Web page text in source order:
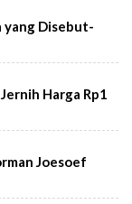
yang Disebut-
Harga Rp1
Joesoef